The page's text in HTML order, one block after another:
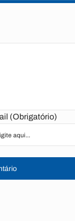
(Obrigatório)